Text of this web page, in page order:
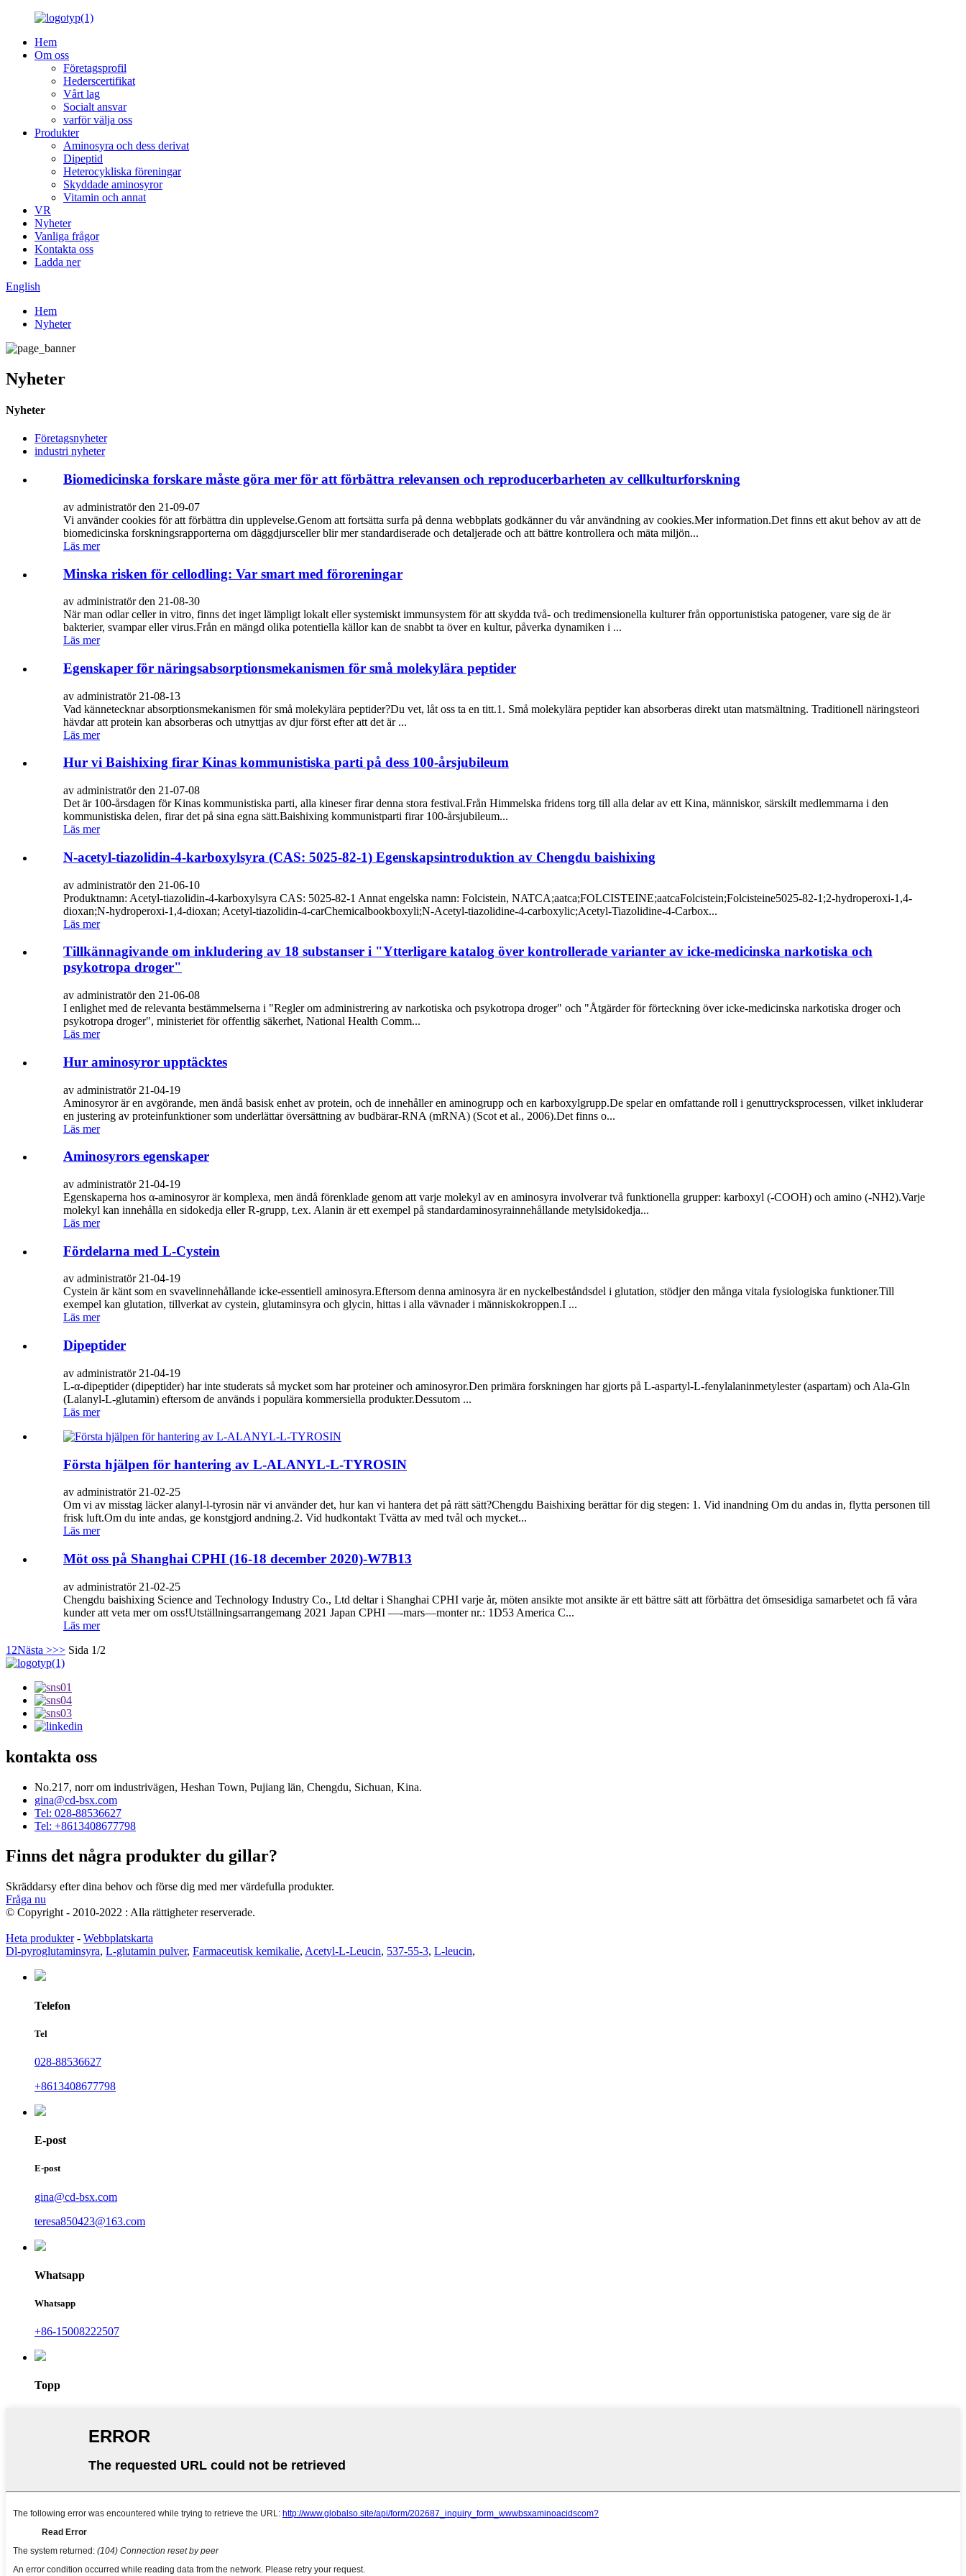
Hem
Om oss
Företagsprofil
Hederscertifikat
Vårt lag
Socialt ansvar
varför välja oss
Produkter
Aminosyra och dess derivat
Dipeptid
Heterocykliska föreningar
Skyddade aminosyror
Vitamin och annat
VR
Nyheter
Vanliga frågor
Kontakta oss
Ladda ner
English
Hem
Nyheter
Nyheter
Nyheter
Företagsnyheter
industri nyheter
Biomedicinska forskare måste göra mer för att förbättra relevansen och reproducerbarheten av cellkulturforskning
av administratör den 21-09-07
Vi använder cookies för att förbättra din upplevelse.Genom att fortsätta surfa på denna webbplats godkänner du vår användning av cookies.Mer information.Det finns ett akut behov av att de
biomedicinska forskningsrapporterna om däggdjursceller blir mer standardiserade och detaljerade och att bättre kontrollera och mäta miljön...
Läs mer
Minska risken för cellodling: Var smart med föroreningar
av administratör den 21-08-30
När man odlar celler in vitro, finns det inget lämpligt lokalt eller systemiskt immunsystem för att skydda två- och tredimensionella kulturer från opportunistiska patogener, vare sig de är
bakterier, svampar eller virus.Från en mängd olika potentiella källor kan de snabbt ta över en kultur, påverka dynamiken i ...
Läs mer
Egenskaper för näringsabsorptionsmekanismen för små molekylära peptider
av administratör 21-08-13
Vad kännetecknar absorptionsmekanismen för små molekylära peptider?Du vet, låt oss ta en titt.1. Små molekylära peptider kan absorberas direkt utan matsmältning. Traditionell näringsteori
hävdar att protein kan absorberas och utnyttjas av djur först efter att det är ...
Läs mer
Hur vi Baishixing firar Kinas kommunistiska parti på dess 100-årsjubileum
av administratör den 21-07-08
Det är 100-årsdagen för Kinas kommunistiska parti, alla kineser firar denna stora festival.Från Himmelska fridens torg till alla delar av ett Kina, människor, särskilt medlemmarna i den
kommunistiska delen, firar det på sina egna sätt.Baishixing kommunistparti firar 100-årsjubileum...
Läs mer
N-acetyl-tiazolidin-4-karboxylsyra (CAS: 5025-82-1) Egenskapsintroduktion av Chengdu baishixing
av administratör den 21-06-10
Produktnamn: Acetyl-tiazolidin-4-karboxylsyra CAS: 5025-82-1 Annat engelska namn: Folcistein, NATCA;aatca;FOLCISTEINE;aatcaFolcistein;Folcisteine5025-82-1;2-hydroperoxi-1,4-
dioxan;N-hydroperoxi-1,4-dioxan; Acetyl-tiazolidin-4-carChemicalbookboxyli;N-Acetyl-tiazolidine-4-carboxylic;Acetyl-Tiazolidine-4-Carbox...
Läs mer
Tillkännagivande om inkludering av 18 substanser i "Ytterligare katalog över kontrollerade varianter av icke-medicinska narkotiska och
psykotropa droger"
av administratör den 21-06-08
I enlighet med de relevanta bestämmelserna i "Regler om administrering av narkotiska och psykotropa droger" och "Åtgärder för förteckning över icke-medicinska narkotiska droger och
psykotropa droger", ministeriet för offentlig säkerhet, National Health Comm...
Läs mer
Hur aminosyror upptäcktes
av administratör 21-04-19
Aminosyror är en avgörande, men ändå basisk enhet av protein, och de innehåller en aminogrupp och en karboxylgrupp.De spelar en omfattande roll i genuttrycksprocessen, vilket inkluderar
en justering av proteinfunktioner som underlättar översättning av budbärar-RNA (mRNA) (Scot et al., 2006).Det finns o...
Läs mer
Aminosyrors egenskaper
av administratör 21-04-19
Egenskaperna hos α-aminosyror är komplexa, men ändå förenklade genom att varje molekyl av en aminosyra involverar två funktionella grupper: karboxyl (-COOH) och amino (-NH2).Varje
molekyl kan innehålla en sidokedja eller R-grupp, t.ex. Alanin är ett exempel på standardaminosyrainnehållande metylsidokedja...
Läs mer
Fördelarna med L-Cystein
av administratör 21-04-19
Cystein är känt som en svavelinnehållande icke-essentiell aminosyra.Eftersom denna aminosyra är en nyckelbeståndsdel i glutation, stödjer den många vitala fysiologiska funktioner.Till
exempel kan glutation, tillverkat av cystein, glutaminsyra och glycin, hittas i alla vävnader i människokroppen.I ...
Läs mer
Dipeptider
av administratör 21-04-19
L-α-dipeptider (dipeptider) har inte studerats så mycket som har proteiner och aminosyror.Den primära forskningen har gjorts på L-aspartyl-L-fenylalaninmetylester (aspartam) och Ala-Gln
(Lalanyl-L-glutamin) eftersom de används i populära kommersiella produkter.Dessutom ...
Läs mer
Första hjälpen för hantering av L-ALANYL-L-TYROSIN
av administratör 21-02-25
Om vi ​​av misstag läcker alanyl-l-tyrosin när vi använder det, hur kan vi hantera det på rätt sätt?Chengdu Baishixing berättar för dig stegen: 1. Vid inandning Om du andas in, flytta personen till
frisk luft.Om du inte andas, ge konstgjord andning.2. Vid hudkontakt Tvätta av med tvål och mycket...
Läs mer
Möt oss på Shanghai CPHI (16-18 december 2020)-W7B13
av administratör 21-02-25
Chengdu baishixing Science and Technology Industry Co., Ltd deltar i Shanghai CPHI varje år, möten ansikte mot ansikte är ett bättre sätt att förbättra det ömsesidiga samarbetet och få våra
kunder att veta mer om oss!Utställningsarrangemang 2021 Japan CPHI —-mars—monter nr.: 1D53 America C...
Läs mer
1 2Nästa >>> Sida 1/2
kontakta oss
No.217, norr om industrivägen, Heshan Town, Pujiang län, Chengdu, Sichuan, Kina.
gina@cd-bsx.com
Tel: 028-88536627
Tel: +8613408677798
Finns det några produkter du gillar?
Skräddarsy efter dina behov och förse dig med mer värdefulla produkter.
Fråga nu
© Copyright - 2010-2022 : Alla rättigheter reserverade.
Heta produkter- Webbplatskarta
Dl-pyroglutaminsyra, L-glutamin pulver, Farmaceutisk kemikalie, Acetyl-L-Leucin, 537-55-3, L-leucin,
Telefon
Tel
028-88536627
+8613408677798
E-post
E-post
gina@cd-bsx.com
teresa850423@163.com
Whatsapp
Whatsapp
+86-15008222507
Topp